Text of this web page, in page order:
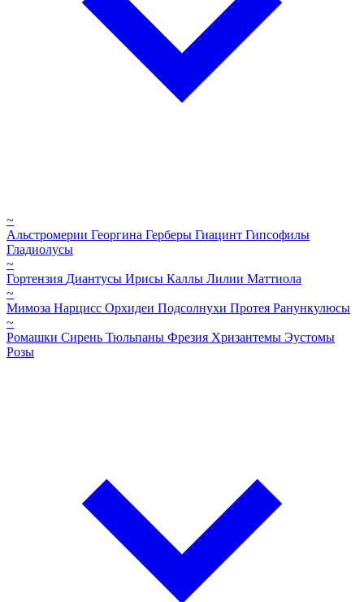
~
Альстромерии Георгина Герберы Гиацинт Гипсофилы
Гладиолусы
~
Гортензия Диантусы Ирисы Каллы Лилии Маттиола
~
Мимоза Нарцисс Орхидеи Подсолнухи Протея Ранункулюсы
~
Ромашки Сирень Тюльпаны Фрезия Хризантемы Эустомы
Розы